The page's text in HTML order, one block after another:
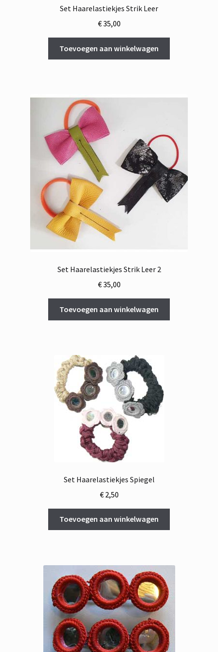
Set Haarelastiekjes Strik Leer
€35,00
Toevoegen aan winkelwagen
Set Haarelastiekjes Strik Leer 2
€35,00
Toevoegen aan winkelwagen
Set Haarelastiekjes Spiegel
€2,50
Toevoegen aan winkelwagen